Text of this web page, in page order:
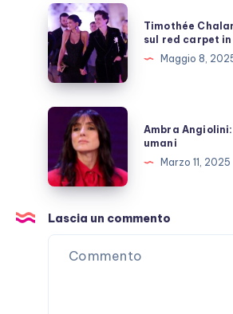
momenti
di
“lucidità”
Timothée
Chalamet
e
Kylie
Jenner
sul
carpet
in
Italia
Timothée
sul red carpet
Maggio 8,
Ambra
Angiolini:
miei
ex
tutti
casi
umani
Ambra
umani
Marzo 11, 2025
Lascia un commento